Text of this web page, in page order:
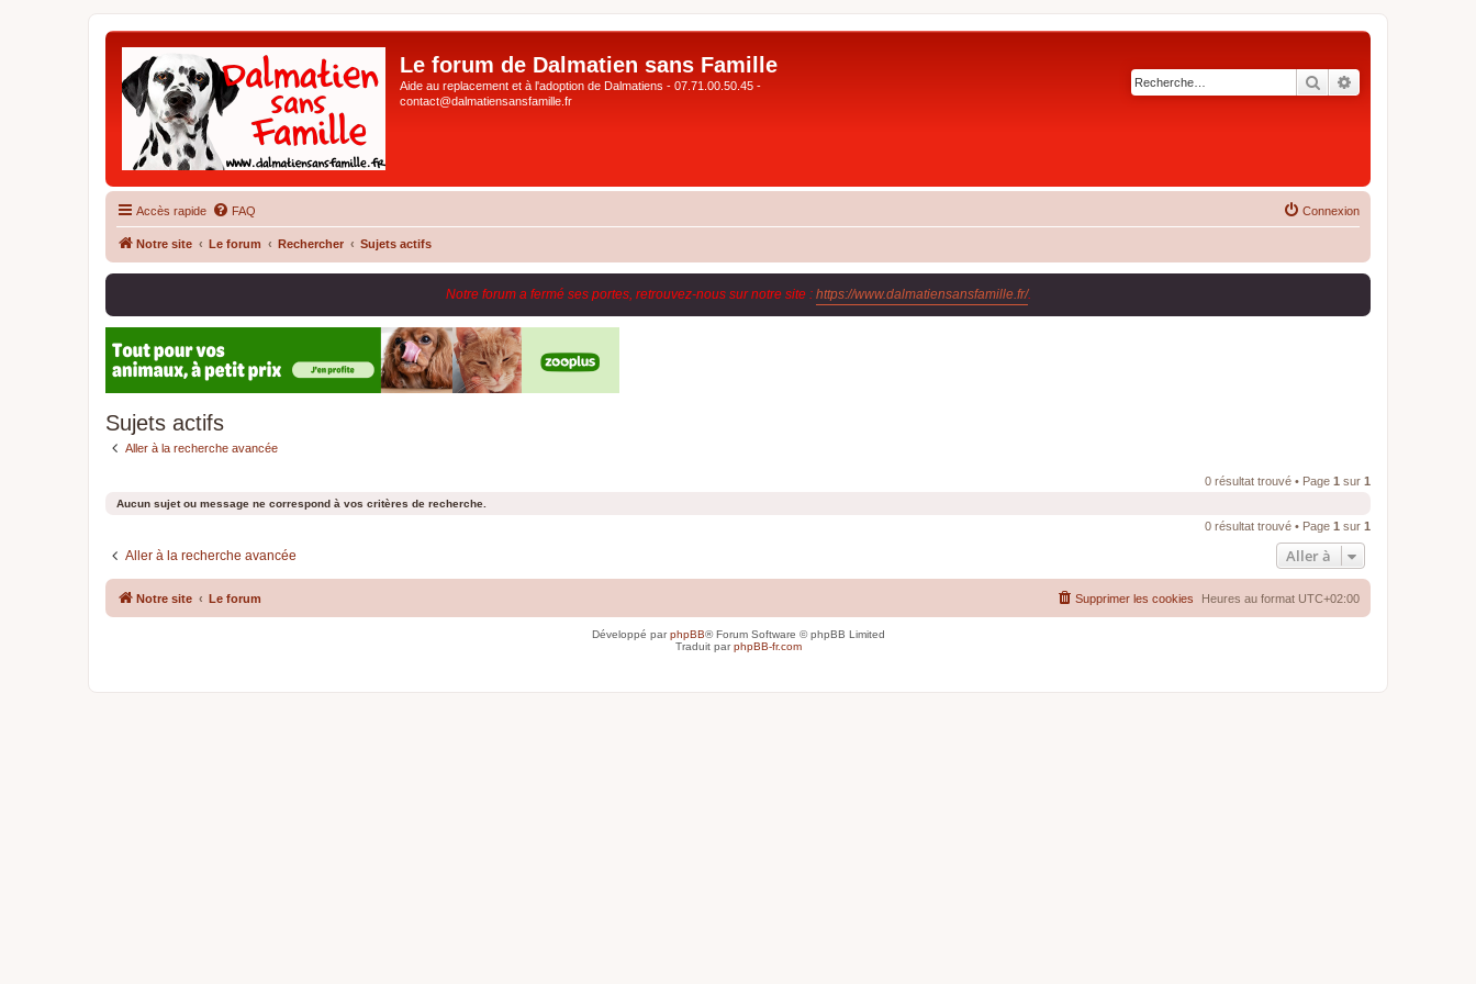
Le forum de Dalmatien sans Famille
Aide au replacement et à l'adoption de Dalmatiens - 07.71.00.50.45 -
contact@dalmatiensansfamille.fr
Rechercher
Accès rapide FAQ Connexion
Notre site Le forum Rechercher Sujets actifs
Notre forum a fermé ses portes, retrouvez-nous sur notre site : https://www.dalmatiensansfamille.fr/.
Sujets actifs
Aller à la recherche avancée
0 résultat trouvé • Page 1 sur 1
Aucun sujet ou message ne correspond à vos critères de recherche.
0 résultat trouvé • Page 1 sur 1
Aller à la recherche avancée Aller à
Notre site Le forum Heures au format UTC+02:00
Supprimer les cookies
Développé parphpBB® Forum Software © phpBB Limited
Traduit parphpBB-fr.com